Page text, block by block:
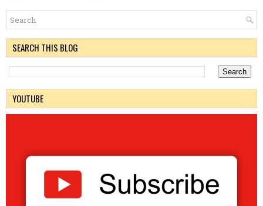
SEARCH THIS BLOG
YOUTUBE